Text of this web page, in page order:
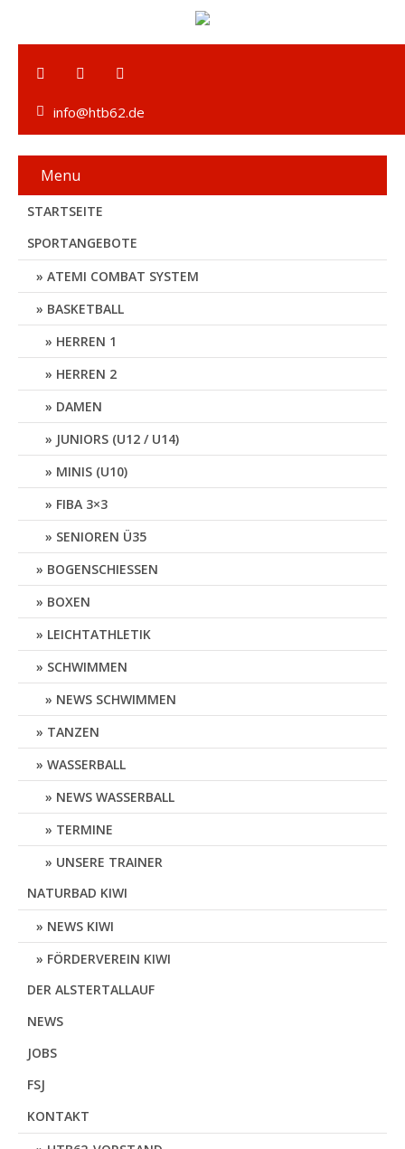
info@htb62.de
Menu
STARTSEITE
SPORTANGEBOTE
ATEMI COMBAT SYSTEM
BASKETBALL
HERREN 1
HERREN 2
DAMEN
JUNIORS (U12 / U14)
MINIS (U10)
FIBA 3×3
SENIOREN Ü35
BOGENSCHIESSEN
BOXEN
LEICHTATHLETIK
SCHWIMMEN
NEWS SCHWIMMEN
TANZEN
WASSERBALL
NEWS WASSERBALL
TERMINE
UNSERE TRAINER
NATURBAD KIWI
NEWS KIWI
FÖRDERVEREIN KIWI
DER ALSTERTALLAUF
NEWS
JOBS
FSJ
KONTAKT